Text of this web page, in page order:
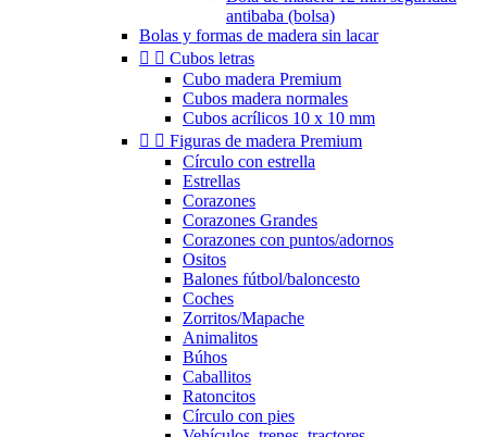
antibaba (bolsa)
Bolas y formas de madera sin lacar
  Cubos letras
Cubo madera Premium
Cubos madera normales
Cubos acrílicos 10 x 10 mm
  Figuras de madera Premium
Círculo con estrella
Estrellas
Corazones
Corazones Grandes
Corazones con puntos/adornos
Ositos
Balones fútbol/baloncesto
Coches
Zorritos/Mapache
Animalitos
Búhos
Caballitos
Ratoncitos
Círculo con pies